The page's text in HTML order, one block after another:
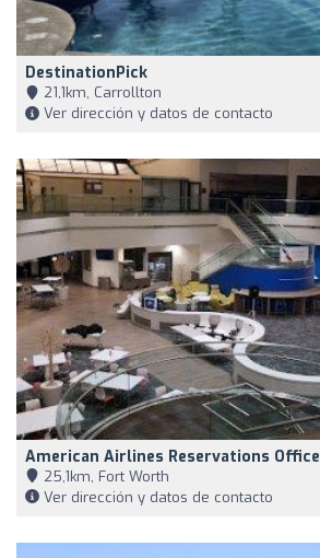
DestinationPick
21,1km, Carrollton
Ver dirección y datos de contacto
American Airlines Reservations Office
25,1km, Fort Worth
Ver dirección y datos de contacto